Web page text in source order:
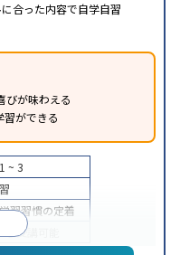
合った内容で自学自習
びが味わえる
習ができる
~ 3
学習習慣の定着
受講可能